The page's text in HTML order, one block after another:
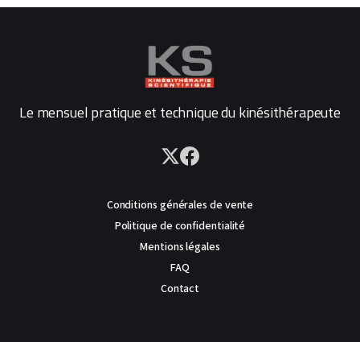
Le mensuel pratique et technique du kinésithérapeute
Conditions générales de vente
Politique de confidentialité
Mentions légales
FAQ
Contact